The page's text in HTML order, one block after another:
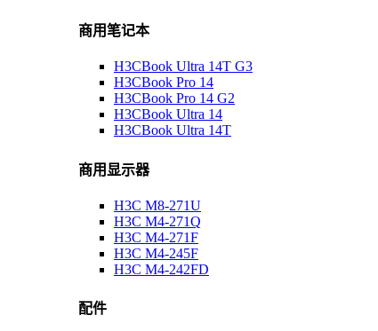
商用笔记本
H3CBook Ultra 14T G3
H3CBook Pro 14
H3CBook Pro 14 G2
H3CBook Ultra 14
H3CBook Ultra 14T
商用显示器
H3C M8-271U
H3C M4-271Q
H3C M4-271F
H3C M4-245F
H3C M4-242FD
配件